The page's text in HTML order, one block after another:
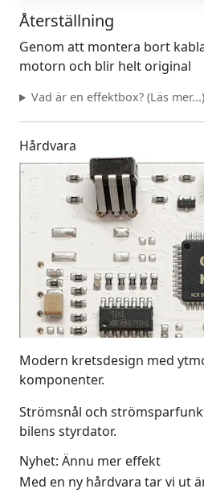
Återställning
Genom att montera bort
motorn och blir helt original
Vad är en effektbox? (Läs mer...)
Hårdvara
Modern kretsdesign med
komponenter.
Strömsnål och
bilens styrdator.
Nyhet: Ännu mer effekt
Med en ny hårdvara tar vi ut